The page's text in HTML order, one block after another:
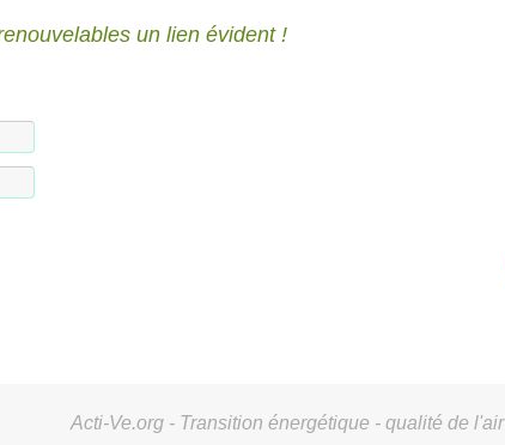
un lien évident !
Acti-Ve.org - Transition énergétique - qualité de l'air